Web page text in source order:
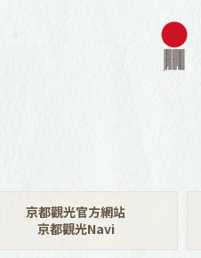
京都觀光官方網站
京都觀光Navi